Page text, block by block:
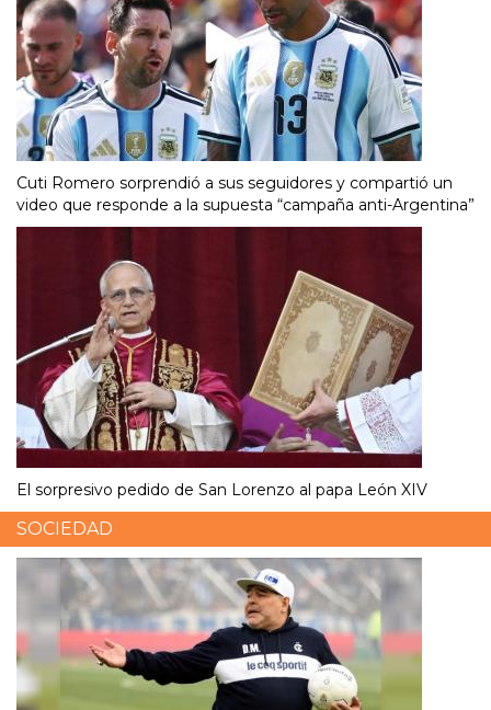
Cuti Romero sorprendió a sus seguidores y compartió un
video que responde a la supuesta “campaña anti-Argentina”
El sorpresivo pedido de San Lorenzo al papa León XIV
SOCIEDAD